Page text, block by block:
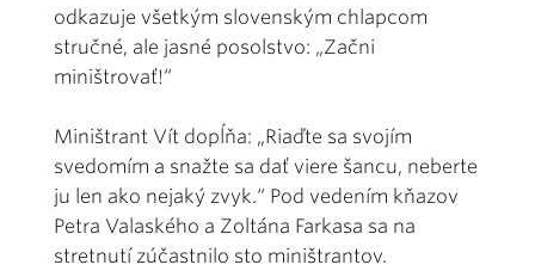
odkazuje všetkým slovenským chlapcom
stručné, ale jasné posolstvo: „Začni
miništrovať!“
Miništrant Vít dopĺňa: „Riaďte sa svojím
svedomím a snažte sa dať viere šancu, neberte
ju len ako nejaký zvyk.“ Pod vedením kňazov
Petra Valaského a Zoltána Farkasa sa na
stretnutí zúčastnilo sto miništrantov.